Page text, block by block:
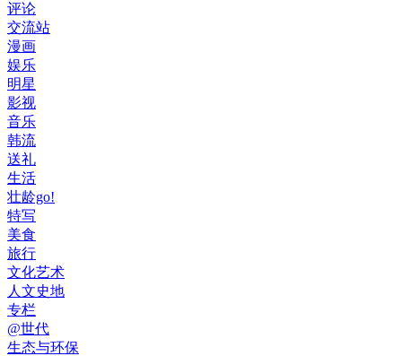
评论
交流站
漫画
娱乐
明星
影视
音乐
韩流
送礼
生活
壮龄go!
特写
美食
旅行
文化艺术
人文史地
专栏
@世代
生态与环保